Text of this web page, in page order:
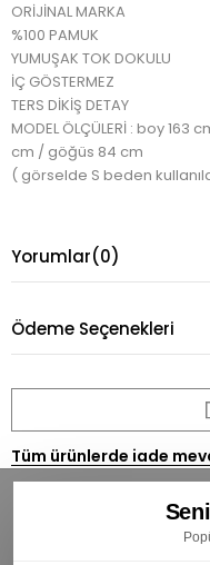
ORİJİNAL MARKA
%100 PAMUK
YUMUŞAK TOK DOKULU
İÇ GÖSTERMEZ
TERS DİKİŞ DETAY
MODEL ÖLÇÜLERİ : boy
cm / göğüs 84 cm
( görselde S beden
Yorumlar(0)
Ödeme Seçenekleri
Tüm ürünlerde iade